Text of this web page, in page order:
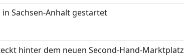
Sachsen-Anhalt gestartet
hinter dem neuen Second-Hand-Marktplatz